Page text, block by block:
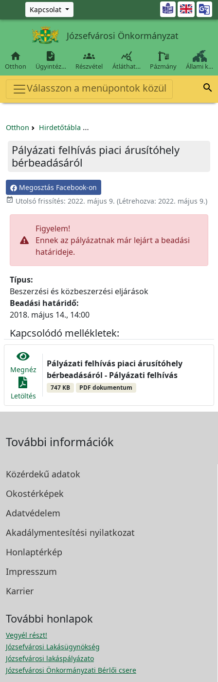
Ugrás a fő tartalomra
Kapcsolat 
Józsefvárosi Önkormányzat

Otthon

Ügyintéz…

Részvétel

Átláthat… Pázmány Állami k…
Válasszon a menüpontok közül 
Otthon Hirdetőtábla
Pályázati felhívás piaci árusítóhely
bérbeadásáról
Megosztás Facebook-on
 Utolsó frissítés: 2022. május 9. (Létrehozva: 2022. május 9.)
Figyelem!
Ennek az pályázatnak már lejárt a beadási
határideje.
Típus:
Beszerzési és közbeszerzési eljárások
Beadási határidő:
2018. május 14., 14:00
Kapcsolódó mellékletek:
Megnéz
Letöltés
Pályázati felhívás piaci árusítóhely
bérbeadásáról - Pályázati felhívás
747 KB PDF dokumentum
További információk
Közérdekű adatok
Okostérképek
Adatvédelem
Akadálymentesítési nyilatkozat
Honlaptérkép
Impresszum
Karrier
További honlapok
Vegyél részt!
Józsefvárosi Lakásügynökség
Józsefvárosi lakáspályázato
Józsefvárosi Önkormányzati Bérlői csere